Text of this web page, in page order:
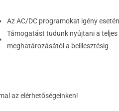
Az AC/DC programokat igény
Támogatást tudunk nyújtani a
meghatározásától a beillesztésig
az elérhetőségeinken!